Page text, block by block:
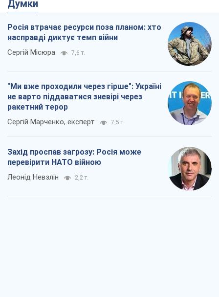
Думки
Росія втрачає ресурси поза планом: хто
насправді диктує темп війни
Сергій Місюра 7,6 т.
"Ми вже проходили через гірше": Україні
не варто піддаватися зневірі через
ракетний терор
Сергій Марченко, експерт 7,5 т.
Захід проспав загрозу: Росія може
перевірити НАТО війною
Леонід Невзлін 2,2 т.